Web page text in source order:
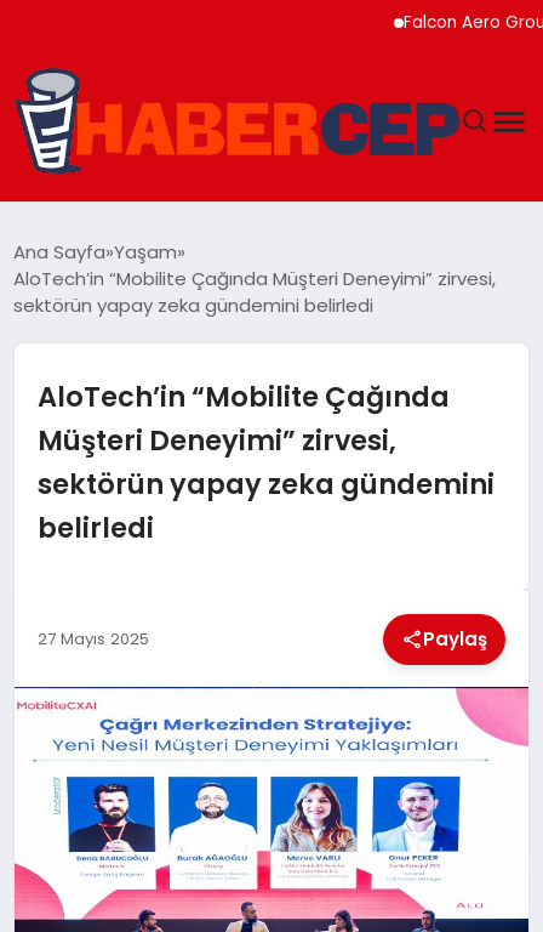
Falcon Aero Group,
GÜNDEM
SOSYAL MEDYA
Ana Sayfa Yaşam
AloTech’in “Mobilite Çağında Müşteri Deneyimi” zirvesi,
sektörün yapay zeka gündemini belirledi
AloTech’in “Mobilite Çağında
Müşteri Deneyimi” zirvesi,
sektörün yapay zeka gündemini
belirledi
27 Mayıs 2025 Paylaş